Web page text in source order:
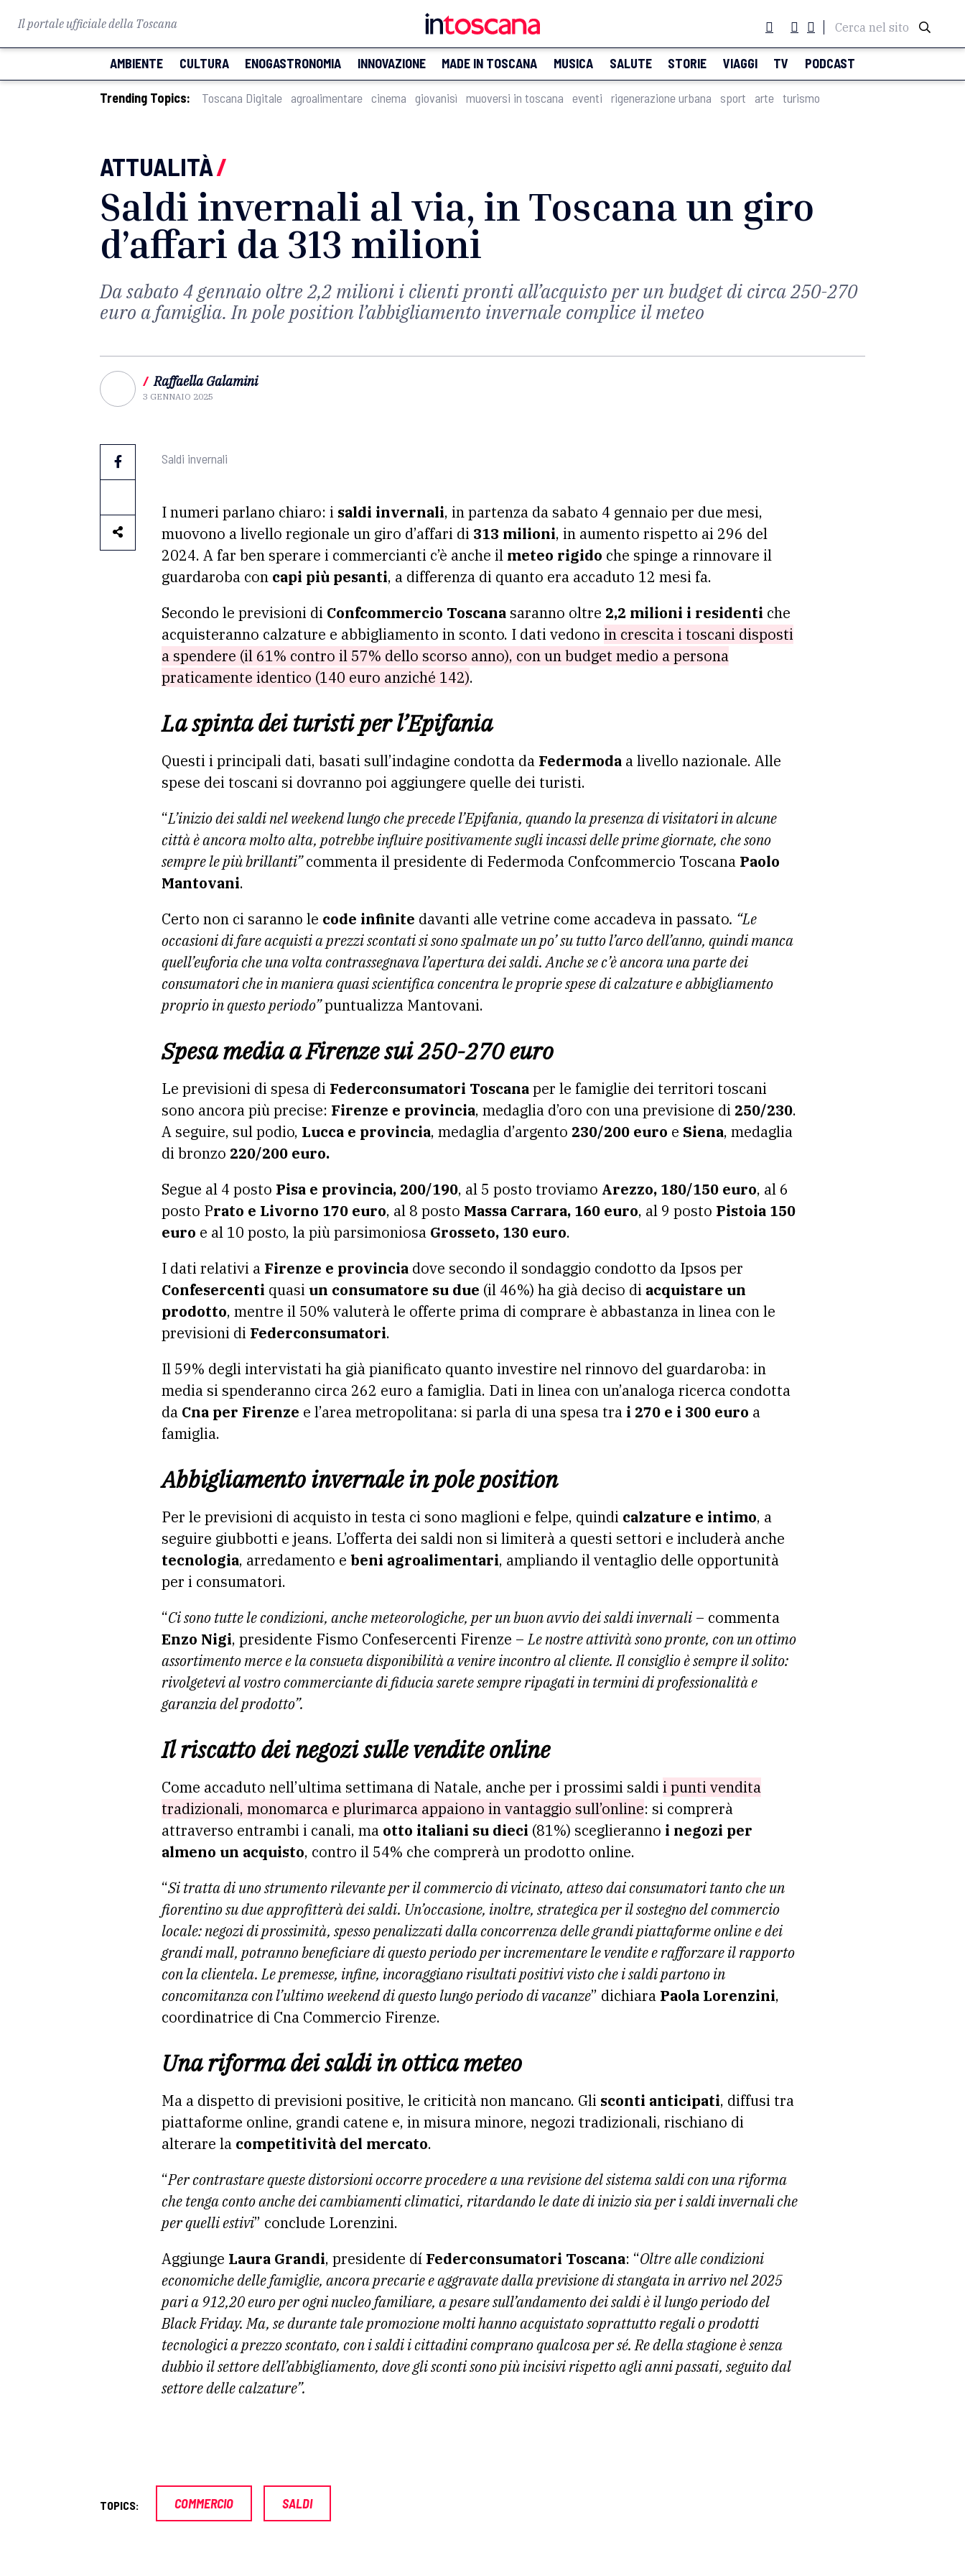
Il portale ufficiale della Toscana Cerca nel sito
AMBIENTE CULTURA ENOGASTRONOMIA INNOVAZIONE MADE IN TOSCANA MUSICA SALUTE STORIE VIAGGI TV PODCAST
Trending Topics: Toscana Digitale agroalimentare cinema giovanisì muoversi in toscana eventi rigenerazione urbana sport arte turismo
ATTUALITÀ/
Saldi invernali al via, in Toscana un giro
d’affari da 313 milioni
Da sabato 4 gennaio oltre 2,2 milioni i clienti pronti all’acquisto per un budget di circa 250-270
euro a famiglia. In pole position l’abbigliamento invernale complice il meteo
/ Raffaella Galamini
3 GENNAIO 2025
Saldi invernali
I numeri parlano chiaro: i saldi invernali, in partenza da sabato 4 gennaio per due mesi,
muovono a livello regionale un giro d’affari di 313 milioni, in aumento rispetto ai 296 del
2024. A far ben sperare i commercianti c’è anche il meteo rigido che spinge a rinnovare il
guardaroba con capi più pesanti, a differenza di quanto era accaduto 12 mesi fa.
Secondo le previsioni di Confcommercio Toscana saranno oltre 2,2 milioni i residenti che
acquisteranno calzature e abbigliamento in sconto. I dati vedono in crescita i toscani disposti
a spendere (il 61% contro il 57% dello scorso anno), con un budget medio a persona
praticamente identico (140 euro anziché 142).
La spinta dei turisti per l’Epifania
Questi i principali dati, basati sull’indagine condotta da Federmoda a livello nazionale. Alle
spese dei toscani si dovranno poi aggiungere quelle dei turisti.
“L’inizio dei saldi nel weekend lungo che precede l’Epifania, quando la presenza di visitatori in alcune
città è ancora molto alta, potrebbe influire positivamente sugli incassi delle prime giornate, che sono
sempre le più brillanti”commenta il presidente di Federmoda Confcommercio Toscana Paolo
Mantovani.
Certo non ci saranno le code infinite davanti alle vetrine come accadeva in passato. “Le
occasioni di fare acquisti a prezzi scontati si sono spalmate un po’ su tutto l’arco dell’anno, quindi manca
quell’euforia che una volta contrassegnava l’apertura dei saldi. Anche se c’è ancora una parte dei
consumatori che in maniera quasi scientifica concentra le proprie spese di calzature e abbigliamento
proprio in questo periodo”puntualizza Mantovani.
Spesa media a Firenze sui 250-270 euro
Le previsioni di spesa di Federconsumatori Toscanaper le famiglie dei territori toscani
sono ancora più precise: Firenze e provincia, medaglia d’oro con una previsione di 250/230.
A seguire, sul podio, Lucca e provincia, medaglia d’argento 230/200 euro e Siena, medaglia
di bronzo 220/200 euro.
Segue al 4 posto Pisa e provincia, 200/190, al 5 posto troviamo Arezzo, 180/150 euro, al 6
posto Prato e Livorno 170 euro, al 8 posto Massa Carrara, 160 euro, al 9 posto Pistoia 150
euro e al 10 posto, la più parsimoniosa Grosseto, 130 euro.
I dati relativi a Firenze e provincia dove secondo il sondaggio condotto da Ipsos per
Confesercenti quasi un consumatore su due (il 46%) ha già deciso di acquistare un
prodotto, mentre il 50% valuterà le offerte prima di comprare è abbastanza in linea con le
previsioni di Federconsumatori.
Il 59% degli intervistati ha già pianificato quanto investire nel rinnovo del guardaroba: in
media si spenderanno circa 262 euro a famiglia. Dati in linea con un’analoga ricerca condotta
da Cna per Firenze e l’area metropolitana: si parla di una spesa tra i 270 e i 300 euro a
famiglia.
Abbigliamento invernale in pole position
Per le previsioni di acquisto in testa ci sono maglioni e felpe, quindi calzature e intimo, a
seguire giubbotti e jeans. L’offerta dei saldi non si limiterà a questi settori e includerà anche
tecnologia, arredamento e beni agroalimentari, ampliando il ventaglio delle opportunità
per i consumatori.
“Ci sono tutte le condizioni, anche meteorologiche, per un buon avvio dei saldi invernali – commenta
Enzo Nigi, presidente Fismo Confesercenti Firenze –Le nostre attività sono pronte, con un ottimo
assortimento merce e la consueta disponibilità a venire incontro al cliente. Il consiglio è sempre il solito:
rivolgetevi al vostro commerciante di fiducia sarete sempre ripagati in termini di professionalità e
garanzia del prodotto”.
Il riscatto dei negozi sulle vendite online
Come accaduto nell’ultima settimana di Natale, anche per i prossimi saldi i punti vendita
tradizionali, monomarca e plurimarca appaiono in vantaggio sull’online: si comprerà
attraverso entrambi i canali, ma otto italiani su dieci (81%) sceglieranno i negozi per
almeno un acquisto, contro il 54% che comprerà un prodotto online.
“Si tratta di uno strumento rilevante per il commercio di vicinato, atteso dai consumatori tanto che un
fiorentino su due approfitterà dei saldi. Un’occasione, inoltre, strategica per il sostegno del commercio
locale: negozi di prossimità, spesso penalizzati dalla concorrenza delle grandi piattaforme online e dei
grandi mall, potranno beneficiare di questo periodo per incrementare le vendite e rafforzare il rapporto
con la clientela. Le premesse, infine, incoraggiano risultati positivi visto che i saldi partono in
concomitanza con l’ultimo weekend di questo lungo periodo di vacanze” dichiara Paola Lorenzini,
coordinatrice di Cna Commercio Firenze.
Una riforma dei saldi in ottica meteo
Ma a dispetto di previsioni positive, le criticità non mancano. Gli sconti anticipati, diffusi tra
piattaforme online, grandi catene e, in misura minore, negozi tradizionali, rischiano di
alterare la competitività del mercato.
“Per contrastare queste distorsioni occorre procedere a una revisione del sistema saldi con una riforma
che tenga conto anche dei cambiamenti climatici, ritardando le date di inizio sia per i saldi invernali che
per quelli estivi” conclude Lorenzini.
Aggiunge Laura Grandi, presidente dí Federconsumatori Toscana: “Oltre alle condizioni
economiche delle famiglie, ancora precarie e aggravate dalla previsione di stangata in arrivo nel 2025
pari a 912,20 euro per ogni nucleo familiare, a pesare sull’andamento dei saldi è il lungo periodo del
Black Friday. Ma, se durante tale promozione molti hanno acquistato soprattutto regali o prodotti
tecnologici a prezzo scontato, con i saldi i cittadini comprano qualcosa per sé. Re della stagione è senza
dubbio il settore dell’abbigliamento, dove gli sconti sono più incisivi rispetto agli anni passati, seguito dal
settore delle calzature”.
TOPICS: COMMERCIO SALDI